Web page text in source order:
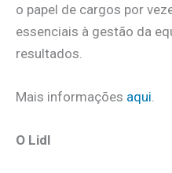
o papel de cargos por
essenciais à gestão da
resultados.
Mais informações aqui.
O Lidl